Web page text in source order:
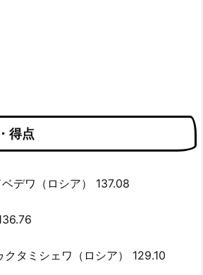
得点
デワ（ロシア） 137.08
タミシェワ（ロシア） 129.10